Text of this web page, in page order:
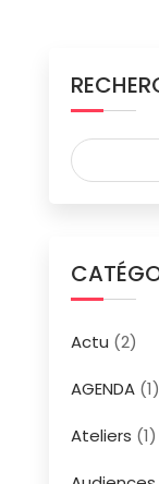
Actu (2)
AGENDA(1)
Ateliers (1)